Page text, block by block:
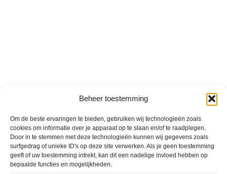
Beheer toestemming
Om de beste ervaringen te bieden, gebruiken wij technologieën zoals
cookies om informatie over je apparaat op te slaan en/of te raadplegen.
Door in te stemmen met deze technologieën kunnen wij gegevens zoals
surfgedrag of unieke ID's op deze site verwerken. Als je geen toestemming
geeft of uw toestemming intrekt, kan dit een nadelige invloed hebben op
bepaalde functies en mogelijkheden.